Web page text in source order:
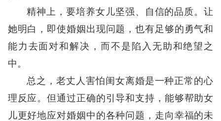
精神上，要培养女儿坚强、自信的品质。让
她明白，即使婚姻出现问题，也有足够的勇气和
能力去面对和解决，而不是陷入无助和绝望之
中。
总之，老丈人害怕闺女离婚是一种正常的心
理反应。但通过正确的引导和支持，能够帮助女
儿更好地应对婚姻中的各种问题，走向幸福的未